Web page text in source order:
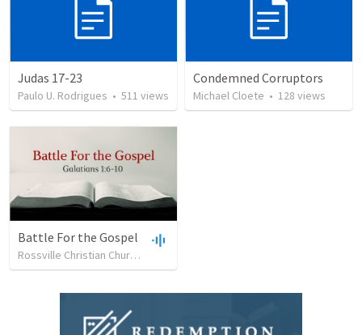
Judas 17-23
Paulo U. Rodrigues • 511 views
Condemned Corruptors
Michael Cloete • 128 views
Battle For the Gospel
Rossville Christian Church